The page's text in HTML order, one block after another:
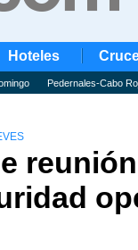
Hoteles
Pedernales-Cabo